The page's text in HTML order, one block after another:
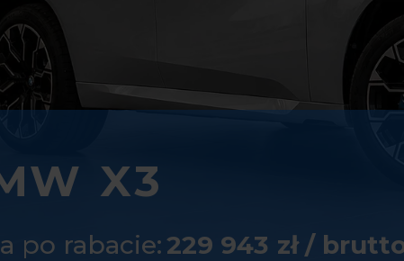
po rabacie:214 590 zł / brutto